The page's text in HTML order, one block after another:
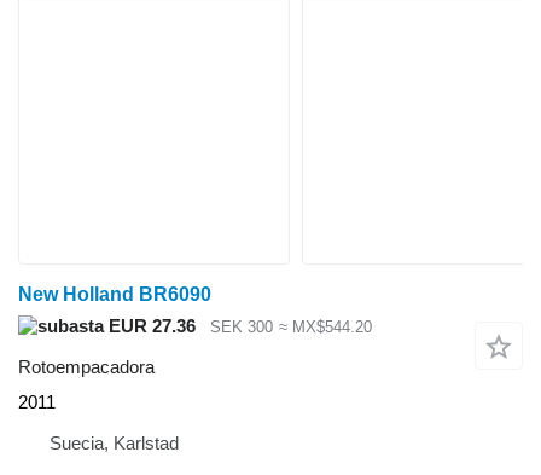
New Holland BR6090
EUR 27.36
SEK 300 ≈ MX$544.20
Rotoempacadora
2011
Suecia, Karlstad